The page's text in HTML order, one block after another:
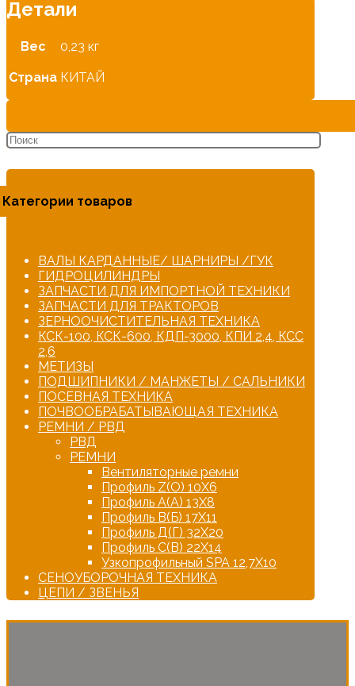
Детали
Вес 0,23 кг
Страна КИТАЙ
Категории товаров
ВАЛЫ КАРДАННЫЕ/ ШАРНИРЫ /ГУК
ГИДРОЦИЛИНДРЫ
ЗАПЧАСТИ ДЛЯ ИМПОРТНОЙ ТЕХНИКИ
ЗАПЧАСТИ ДЛЯ ТРАКТОРОВ
ЗЕРНООЧИСТИТЕЛЬНАЯ ТЕХНИКА
КСК-100, КСК-600, КДП-3000, КПИ 2,4, КСС
2,6
МЕТИЗЫ
ПОДШИПНИКИ / МАНЖЕТЫ / САЛЬНИКИ
ПОСЕВНАЯ ТЕХНИКА
ПОЧВООБРАБАТЫВАЮЩАЯ ТЕХНИКА
РЕМНИ / РВД
РВД
РЕМНИ
Вентиляторные ремни
Профиль Z(О) 10Х6
Профиль А(А) 13Х8
Профиль В(Б) 17Х11
Профиль Д(Г) 32Х20
Профиль С(В) 22Х14
Узкопрофильный SPA 12,7Х10
СЕНОУБОРОЧНАЯ ТЕХНИКА
ЦЕПИ / ЗВЕНЬЯ